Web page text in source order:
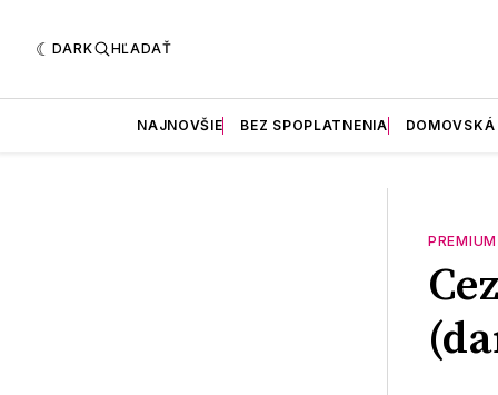
DARK HĽADAŤ
NAJNOVŠIE BEZ SPOPLATNENIA
PREMIUM